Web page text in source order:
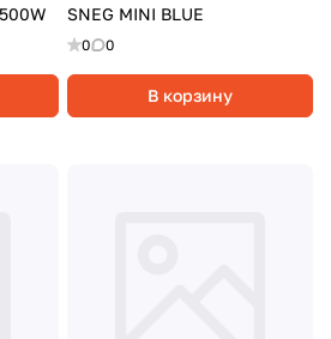
SNEG MINI BLUE
0 0
В корзину